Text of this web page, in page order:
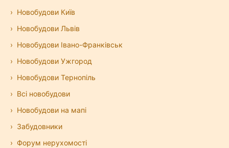
Новобудови Київ
Новобудови Львів
Новобудови Івано-Франківськ
Новобудови Ужгород
Новобудови Тернопіль
Всі новобудови
Новобудови на мапі
Забудовники
Форум нерухомості